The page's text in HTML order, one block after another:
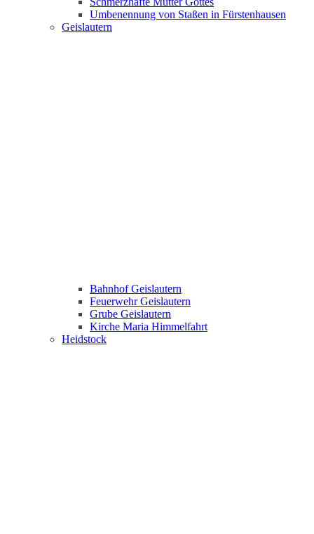
Umbenennung von Staßen in Fürstenhausen
Geislautern
Bahnhof Geislautern
Feuerwehr Geislautern
Grube Geislautern
Kirche Maria Himmelfahrt
Heidstock